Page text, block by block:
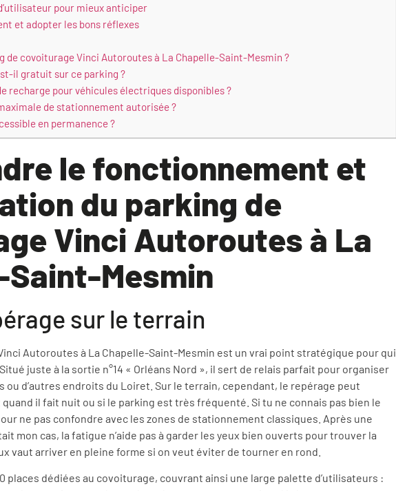
pour mieux anticiper
et adopter les bons réflexes
de covoiturage Vinci Autoroutes à La Chapelle-Saint-Mesmin ?
il gratuit sur ce parking ?
recharge pour véhicules électriques disponibles ?
de stationnement autorisée ?
en permanence ?
le fonctionnement et
du parking de
Vinci Autoroutes à La
Saint-Mesmin
sur le terrain
Autoroutes à La Chapelle-Saint-Mesmin est un vrai point stratégique pour qui
juste à la sortie n°14 « Orléans Nord », il sert de relais parfait pour organiser
ou d’autres endroits du Loiret. Sur le terrain, cependant, le repérage peut
il fait nuit ou si le parking est très fréquenté. Si tu ne connais pas bien le
ne pas confondre avec les zones de stationnement classiques. Après une
mon cas, la fatigue n’aide pas à garder les yeux bien ouverts pour trouver la
vaut arriver en pleine forme si on veut éviter de tourner en rond.
places dédiées au covoiturage, couvrant ainsi une large palette d’utilisateurs :